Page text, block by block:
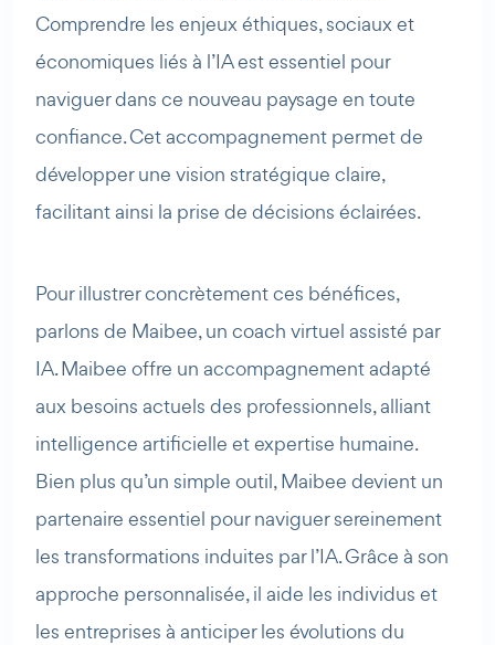
Comprendre les enjeux éthiques, sociaux et
économiques liés à l’IA est essentiel pour
naviguer dans ce nouveau paysage en toute
confiance. Cet accompagnement permet de
développer une vision stratégique claire,
facilitant ainsi la prise de décisions éclairées.
Pour illustrer concrètement ces bénéfices,
parlons de Maibee, un coach virtuel assisté par
IA. Maibee offre un accompagnement adapté
aux besoins actuels des professionnels, alliant
intelligence artificielle et expertise humaine.
Bien plus qu’un simple outil, Maibee devient un
partenaire essentiel pour naviguer sereinement
les transformations induites par l’IA. Grâce à son
approche personnalisée, il aide les individus et
les entreprises à anticiper les évolutions du